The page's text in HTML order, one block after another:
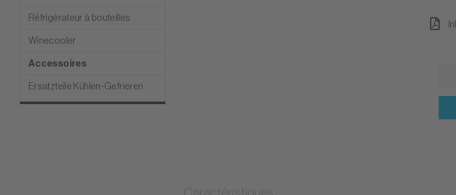
Réfrigérateur à bouteilles
Winecooler
Accessoires
Ersatzteile Kühlen-Gefrieren